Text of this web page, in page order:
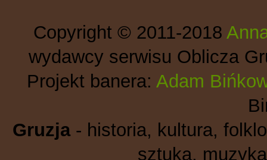
Copyright © 2011-2018
wydawcy serwisu Oblicza
Projekt banera: Adam
Gruzja- historia, kultura,
sztuka,